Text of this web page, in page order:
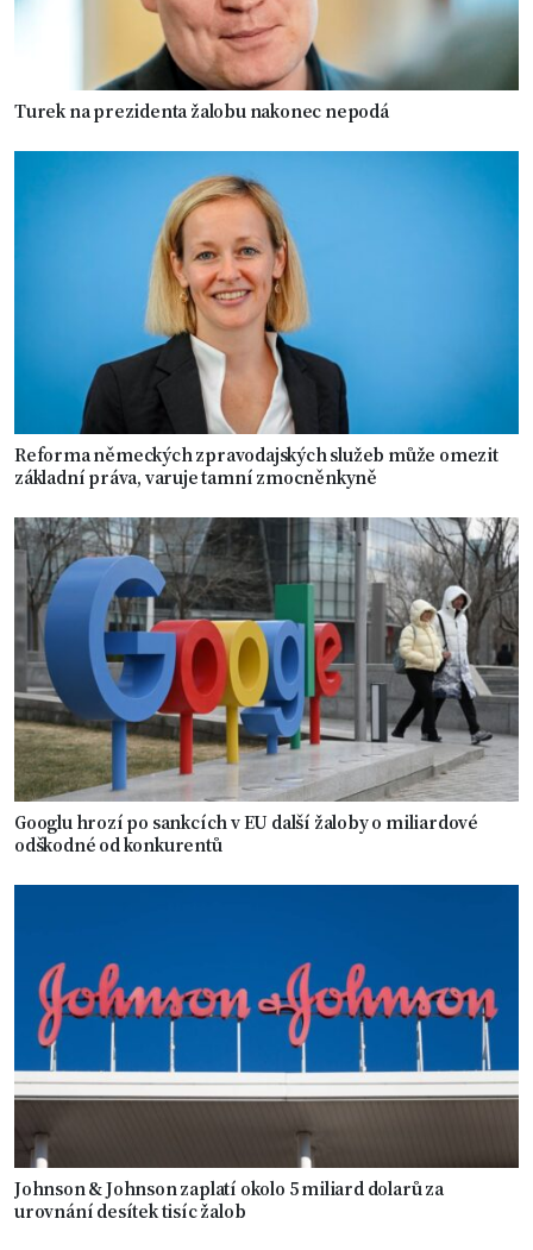
Turek na prezidenta žalobu nakonec nepodá
Reforma německých zpravodajských služeb může omezit
základní práva, varuje tamní zmocněnkyně
Googlu hrozí po sankcích v EU další žaloby o miliardové
odškodné od konkurentů
Johnson & Johnson zaplatí okolo 5 miliard dolarů za
urovnání desítek tisíc žalob